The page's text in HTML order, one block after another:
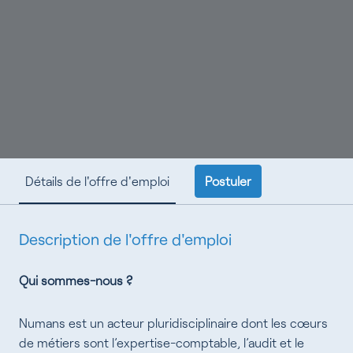
Détails de l'offre d'emploi Postuler
Description de l'offre d'emploi
Qui sommes-nous ?
Numans est un acteur pluridisciplinaire dont les cœurs
de métiers sont l’expertise-comptable, l’audit et le